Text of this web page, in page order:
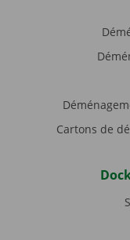
Cartons de